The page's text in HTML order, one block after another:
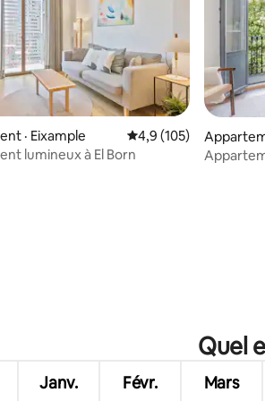
· Eixample Note moyenne de
4,9 (105)
lumineux à El Born
Quel
Janv. Févr. Mars